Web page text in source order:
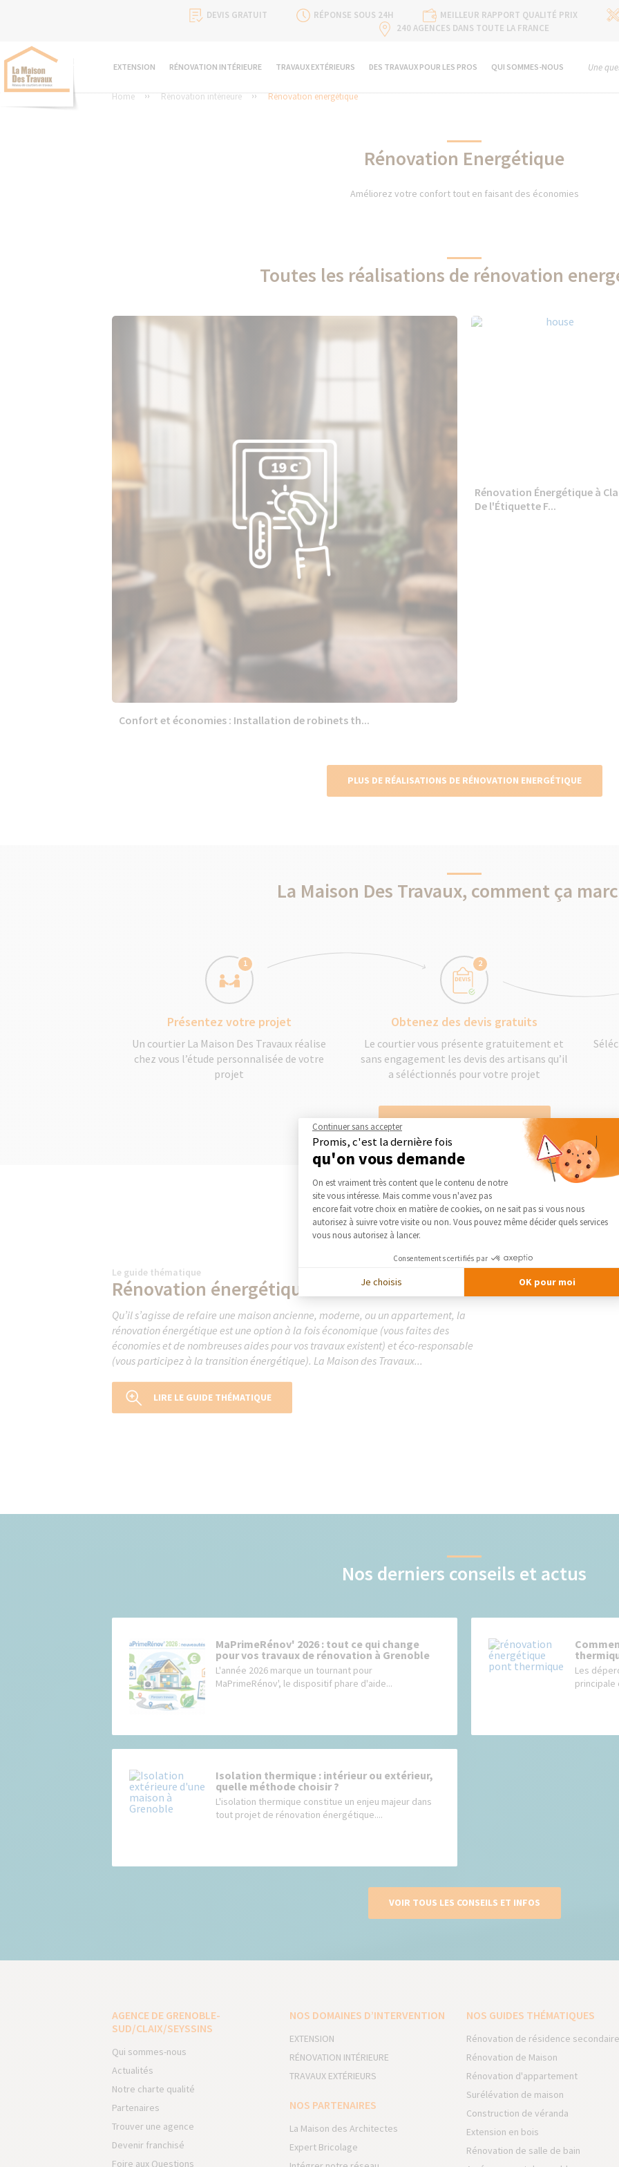
DEVIS GRATUIT RÉPONSE SOUS 24H
MEILLEUR RAPPORT QUALITÉ PRIX
240 AGENCES DANS TOUTE LA FRANCE
EXTENSION RÉNOVATION INTÉRIEURE TRAVAUX EXTÉRIEURS DES TRAVAUX POUR LES PROS QUI SOMMES-NOUS Une
Home Rénovation intérieure Rénovation energétique
Rénovation Energétique
Améliorez votre confort tout en faisant des économies
Toutes les réalisations de rénovation
Confort et économies : Installation de robinets th...
Rénovation Énergétique à
De l'Étiquette F...
PLUS DE RÉALISATIONS DE RÉNOVATION ENERGÉTIQUE
La Maison Des Travaux, comment ça
1
Présentez votre projet
Un courtier La Maison Des Travaux réalise
chez vous l’étude personnalisée de votre
projet
2
Obtenez des devis gratuits
Le courtier vous présente gratuitement et
sans engagement les devis des artisans qu’il
a séléctionnés pour votre projet
DEMANDER UN DEVIS GRATUIT
Le guide thématique
Rénovation énergétique
Qu’il s’agisse de refaire une maison ancienne, moderne, ou un appartement, la
rénovation énergétique est une option à la fois économique (vous faites des
économies et de nombreuses aides pour vos travaux existent) et éco-responsable
(vous participez à la transition énergétique). La Maison des Travaux...
LIRE LE GUIDE THÉMATIQUE
Nos derniers conseils et actus
MaPrimeRénov' 2026 : tout ce qui change
pour vos travaux de rénovation à Grenoble
L'année 2026 marque un tournant pour
MaPrimeRénov', le dispositif phare d'aide...
Les
principale
Isolation thermique : intérieur ou extérieur,
quelle méthode choisir ?
L'isolation thermique constitue un enjeu majeur dans
tout projet de rénovation énergétique....
VOIR TOUS LES CONSEILS ET INFOS
AGENCE DE GRENOBLE-
SUD/CLAIX/SEYSSINS
Qui sommes-nous
Actualités
Notre charte qualité
Partenaires
Trouver une agence
Devenir franchisé
Foire aux Questions
NOS DOMAINES D’INTERVENTION
EXTENSION
RÉNOVATION INTÉRIEURE
TRAVAUX EXTÉRIEURS
NOS PARTENAIRES
La Maison des Architectes
Expert Bricolage
NOS GUIDES THÉMATIQUES
Rénovation de résidence
Rénovation de Maison
Rénovation d'appartement
Surélévation de maison
Construction de véranda
Extension en bois
Rénovation de salle de bain
Continuer sans accepter
Promis, c'est la dernière fois
qu'on vous demande
Plateforme de Gestion du Consentement
On est vraiment très content que le contenu de notre
site vous intéresse. Mais comme vous n'avez pas
encore fait votre choix en matière de cookies, on ne sait pas si vous nous
autorisez à suivre votre visite ou non. Vous pouvez même décider quels services
vous nous autorisez à lancer.
Consentements certifiés par
Je choisis OK pour moi
Axeptio consent